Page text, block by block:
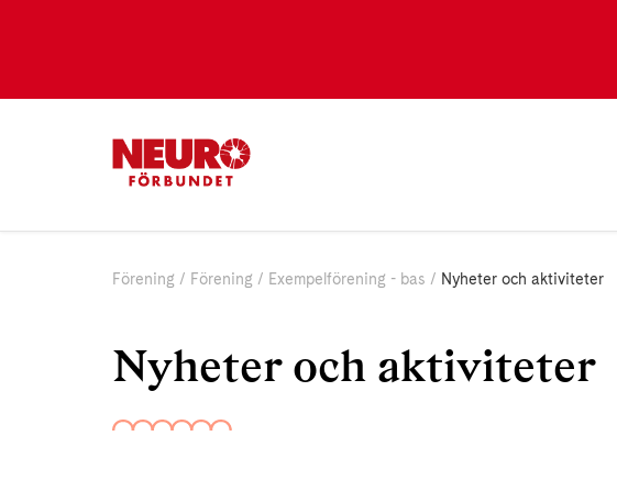
Förening Förening Exempelförening - bas Nyheter och aktiviteter
Nyheter och aktiviteter